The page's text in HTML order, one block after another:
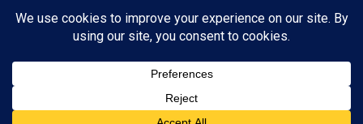
IMPRESSUM